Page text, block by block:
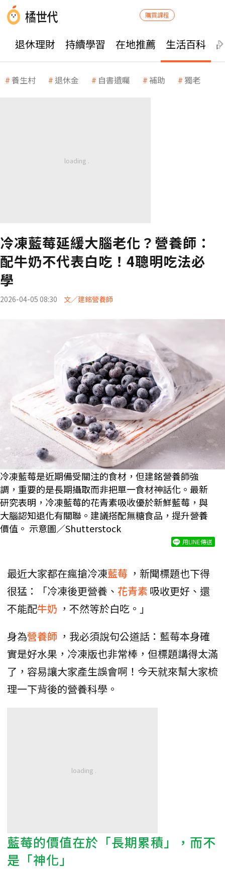
購買課程
退休理財 持續學習 在地推薦 生活百科
養生村 退休金 自書遺囑 補助 獨老
冷凍藍莓延緩大腦老化？營養師：
配牛奶不代表白吃！4聰明吃法必
學
2026-04-05 08:30 文／建銘營養師
冷凍藍莓是近期備受關注的食材，但建銘營養師強
調，重要的是長期攝取而非把單一食材神話化。最新
研究表明，冷凍藍莓的花青素吸收優於新鮮藍莓，與
大腦認知退化有關聯。建議搭配無糖食品，提升營養
價值。 示意圖／Shutterstock
用LINE傳送
最近大家都在瘋搶冷凍藍莓 ，新聞標題也下得
很猛：「冷凍後更營養、 花青素 吸收更好、還
不能配牛奶 ，不然等於白吃。」
身為營養師 ，我必須說句公道話：藍莓本身確
實是好水果，冷凍版也非常棒，但標題講得太滿
了，容易讓大家產生誤會啊！今天就來幫大家梳
理一下背後的營養科學。
藍莓的價值在於「長期累積」，而不
是「神化」